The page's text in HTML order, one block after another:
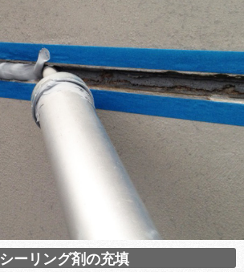
シーリング剤の充填